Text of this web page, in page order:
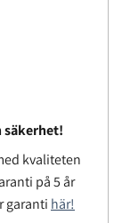
säkerhet!
kvaliteten
på 5 år
garanti här!